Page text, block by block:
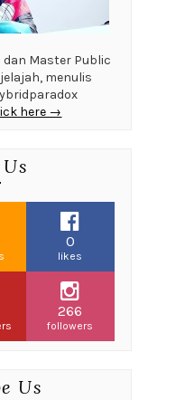
Master Public
menulis
here →
0
likes
266
followers
Us